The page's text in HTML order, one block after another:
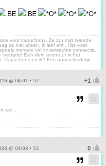
voor capuchons. Ze zijn mijn tweede
ze niet alleen, ik lééf erin. Het voelt
moment vol onverwachte connectie.
vreugde! Een klein avontuur in het
Capuchons en ik? Een onafscheidelijk
@ 04:01 • 52
wel...
@ 04:02 • 53